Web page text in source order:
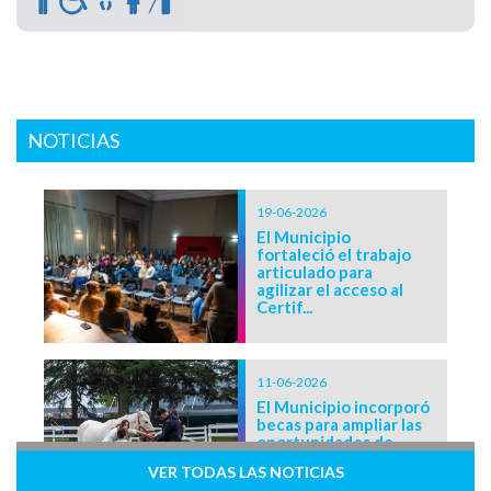
NOTICIAS
19-06-2026
El Municipio
fortaleció el trabajo
articulado para
agilizar el acceso al
Certif...
11-06-2026
El Municipio incorporó
becas para ampliar las
oportunidades de
VER TODAS LAS NOTICIAS